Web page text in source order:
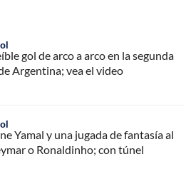
gol de arco a arco en la segunda
Argentina; vea el video
Yamal y una jugada de fantasía al
o Ronaldinho; con túnel